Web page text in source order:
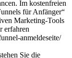
Im kostenfreien
für Anfänger“
Marketing-Tools
erfahren
anmeldeseite/
Sie die